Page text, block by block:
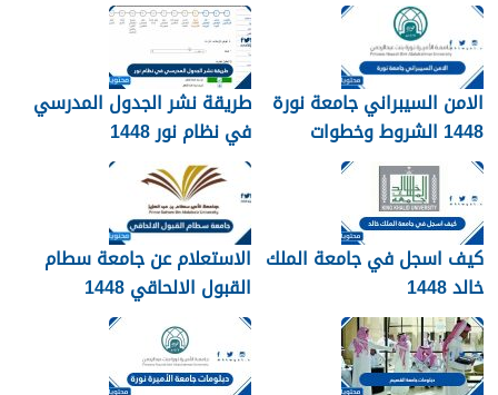
الامن السيبراني جامعة نورة
1448 الشروط وخطوات
التقديم
طريقة نشر الجدول المدرسي
في نظام نور 1448
كيف اسجل في جامعة الملك
خالد 1448
الاستعلام عن جامعة سطام
القبول الالحاقي 1448